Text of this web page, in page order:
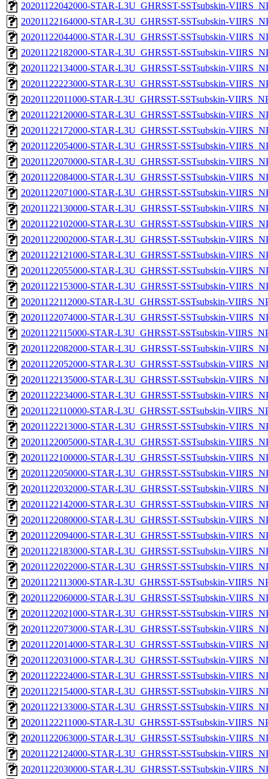
20201122042000-STAR-L3U_GHRSST-SSTsubskin-
20201122164000-STAR-L3U_GHRSST-SSTsubskin-
20201122044000-STAR-L3U_GHRSST-SSTsubskin-
20201122182000-STAR-L3U_GHRSST-SSTsubskin-
20201122134000-STAR-L3U_GHRSST-SSTsubskin-
20201122223000-STAR-L3U_GHRSST-SSTsubskin-
20201122011000-STAR-L3U_GHRSST-SSTsubskin-
20201122120000-STAR-L3U_GHRSST-SSTsubskin-
20201122172000-STAR-L3U_GHRSST-SSTsubskin-
20201122054000-STAR-L3U_GHRSST-SSTsubskin-
20201122070000-STAR-L3U_GHRSST-SSTsubskin-
20201122084000-STAR-L3U_GHRSST-SSTsubskin-
20201122071000-STAR-L3U_GHRSST-SSTsubskin-
20201122130000-STAR-L3U_GHRSST-SSTsubskin-
20201122102000-STAR-L3U_GHRSST-SSTsubskin-
20201122002000-STAR-L3U_GHRSST-SSTsubskin-
20201122121000-STAR-L3U_GHRSST-SSTsubskin-
20201122055000-STAR-L3U_GHRSST-SSTsubskin-
20201122153000-STAR-L3U_GHRSST-SSTsubskin-
20201122112000-STAR-L3U_GHRSST-SSTsubskin-
20201122074000-STAR-L3U_GHRSST-SSTsubskin-
20201122115000-STAR-L3U_GHRSST-SSTsubskin-
20201122082000-STAR-L3U_GHRSST-SSTsubskin-
20201122052000-STAR-L3U_GHRSST-SSTsubskin-
20201122135000-STAR-L3U_GHRSST-SSTsubskin-
20201122234000-STAR-L3U_GHRSST-SSTsubskin-
20201122110000-STAR-L3U_GHRSST-SSTsubskin-
20201122213000-STAR-L3U_GHRSST-SSTsubskin-
20201122005000-STAR-L3U_GHRSST-SSTsubskin-
20201122100000-STAR-L3U_GHRSST-SSTsubskin-
20201122050000-STAR-L3U_GHRSST-SSTsubskin-
20201122032000-STAR-L3U_GHRSST-SSTsubskin-
20201122142000-STAR-L3U_GHRSST-SSTsubskin-
20201122080000-STAR-L3U_GHRSST-SSTsubskin-
20201122094000-STAR-L3U_GHRSST-SSTsubskin-
20201122183000-STAR-L3U_GHRSST-SSTsubskin-
20201122022000-STAR-L3U_GHRSST-SSTsubskin-
20201122113000-STAR-L3U_GHRSST-SSTsubskin-
20201122060000-STAR-L3U_GHRSST-SSTsubskin-
20201122021000-STAR-L3U_GHRSST-SSTsubskin-
20201122073000-STAR-L3U_GHRSST-SSTsubskin-
20201122014000-STAR-L3U_GHRSST-SSTsubskin-
20201122031000-STAR-L3U_GHRSST-SSTsubskin-
20201122224000-STAR-L3U_GHRSST-SSTsubskin-
20201122154000-STAR-L3U_GHRSST-SSTsubskin-
20201122133000-STAR-L3U_GHRSST-SSTsubskin-
20201122211000-STAR-L3U_GHRSST-SSTsubskin-
20201122063000-STAR-L3U_GHRSST-SSTsubskin-
20201122124000-STAR-L3U_GHRSST-SSTsubskin-
20201122030000-STAR-L3U_GHRSST-SSTsubskin-